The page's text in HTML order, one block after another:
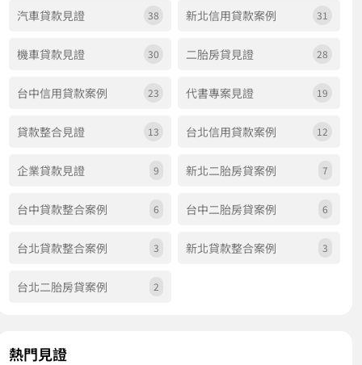
汽車貸款見證 38 新北信用貸款案例 31
機車貸款見證 30 二胎房貸見證 28
台中信用貸款案例 23 代書專案見證 19
貸款整合見證 13 台北信用貸款案例 12
企業貸款見證 9 新北二胎房貸案例 7
台中貸款整合案例 6 台中二胎房貸案例 6
台北貸款整合案例 3 新北貸款整合案例 3
台北二胎房貸案例 2
熱門見證